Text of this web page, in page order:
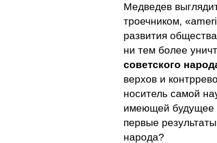
Медведев
троечником,
развития
ни тем более
советского
верхов и
носитель самой
имеющей будущее
первые
народа?